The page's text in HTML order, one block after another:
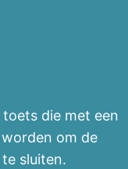
die met een
om de
sluiten.